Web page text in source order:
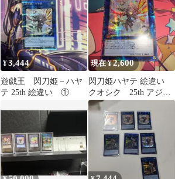
¥3,444
遊戯王 閃刀姫－ハヤ
テ 25th 絵違い ①
現在 ¥2,600
閃刀姫ハヤテ 絵違い
クオシク 25th アジア
版